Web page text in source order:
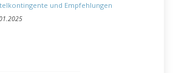
und Empfehlungen